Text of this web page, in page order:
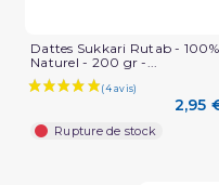
Dattes Sukkari Rutab - 100%
Naturel - 200 gr -...
2,95
Rupture de stock